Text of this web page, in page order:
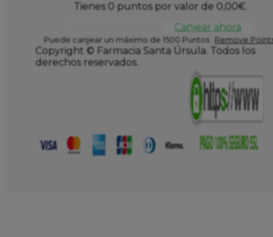
Tienes 0 puntos por valor de 0,00€.
Canjear ahora
Puede canjear un máximo de 1500 Puntos Remove
Copyright © Farmacia Santa Úrsula. Todos los
derechos reservados.